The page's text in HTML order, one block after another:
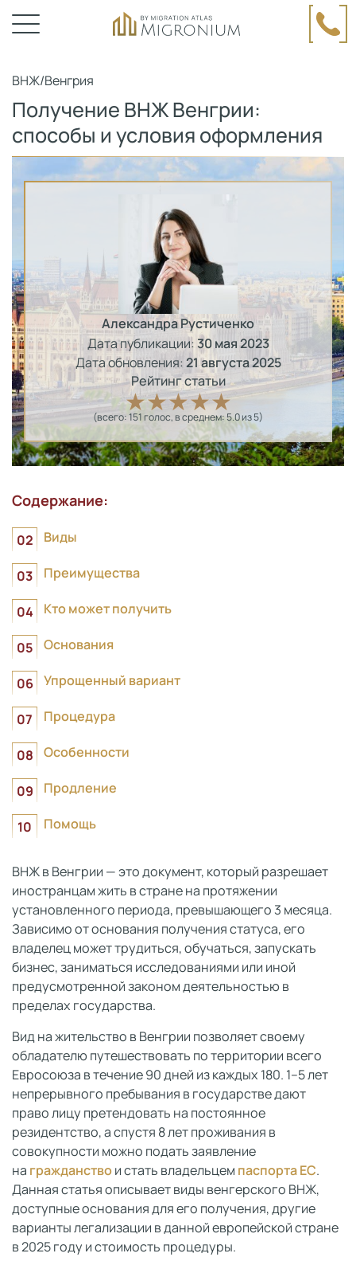
ВНЖ/Венгрия
Получение ВНЖ Венгрии:
способы и условия оформления
Александра Рустиченко
Дата публикации:30 мая 2023
Дата обновления:21 августа 2025
Рейтинг статьи
(всего:151голос, в среднем:5.0из 5)
Содержание:
Виды
Преимущества
Кто может получить
Основания
Упрощенный вариант
Процедура
Особенности
Продление
Помощь
ВНЖ в Венгрии — это документ, который разрешает
иностранцам жить в стране на протяжении
установленного периода, превышающего 3 месяца.
Зависимо от основания получения статуса, его
владелец может трудиться, обучаться, запускать
бизнес, заниматься исследованиями или иной
предусмотренной законом деятельностью в
пределах государства.
Вид на жительство в Венгрии позволяет своему
обладателю путешествовать по территории всего
Евросоюза в течение 90 дней из каждых 180. 1–5 лет
непрерывного пребывания в государстве дают
право лицу претендовать на постоянное
резидентство, а спустя 8 лет проживания в
совокупности можно подать заявление
на гражданствои стать владельцем паспорта ЕС.
Данная статья описывает виды венгерского ВНЖ,
доступные основания для его получения, другие
варианты легализации в данной европейской стране
в 2025 году и стоимость процедуры.